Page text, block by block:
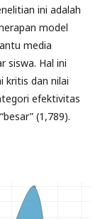
ini adalah
model
media
siswa. Hal ini
kritis dan nilai
efektivitas
(1,789).